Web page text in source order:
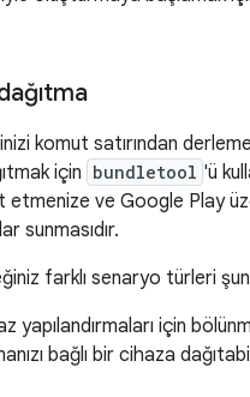
komut satırından
için bundletool 'ü
ve Google Play
sunmasıdır.
farklı senaryo türleri
yapılandırmaları için
bağlı bir cihaza